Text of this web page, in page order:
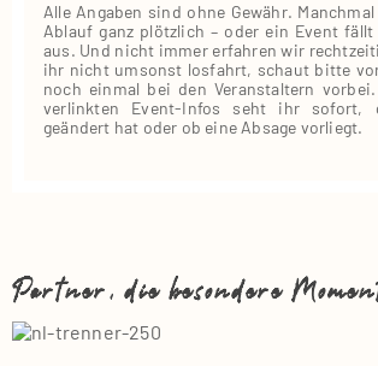
Alle Angaben sind ohne Gewähr.
Ablauf ganz plötzlich – oder ein Event
aus. Und nicht immer erfahren wir
ihr nicht umsonst losfahrt, schaut bitte
noch einmal bei den Veranstaltern
verlinkten Event‑Infos seht ihr sofort,
geändert hat oder ob eine Absage vorliegt.
Partner, die besondere